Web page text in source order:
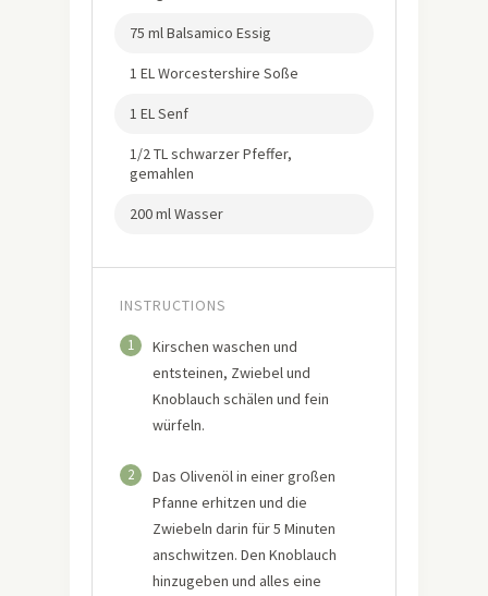
75 ml Balsamico Essig
1 EL Worcestershire Soße
1 EL Senf
1/2 TL schwarzer Pfeffer,
gemahlen
200 ml Wasser
INSTRUCTIONS
1
Kirschen waschen und
entsteinen, Zwiebel und
Knoblauch schälen und fein
würfeln.
2
Das Olivenöl in einer großen
Pfanne erhitzen und die
Zwiebeln darin für 5 Minuten
anschwitzen. Den Knoblauch
hinzugeben und alles eine